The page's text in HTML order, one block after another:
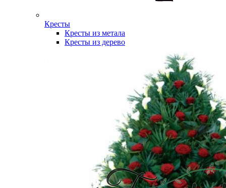
Кресты
Кресты из метала
Кресты из дерево